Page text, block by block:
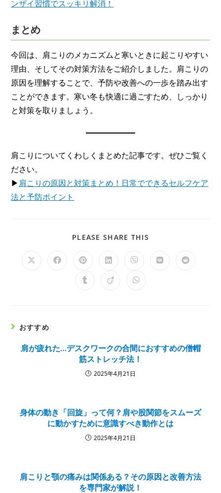
ンザイ習慣でスッキリ解消！
まとめ
今回は、肩こりのメカニズムと寒いときに起こりやすい
理由、そしてその対策方法をご紹介しました。肩こりの
原因を理解することで、予防や改善への一歩を踏み出す
ことができます。寒い冬も快適に過ごすため、しっかり
と対策を取りましょう。
肩こりについてくわしくまとめた記事です。ぜひご覧く
ださい。
▶肩こりの原因と対策まとめ！日常でできるセルフケア
法と予防ポイント
PLEASE SHARE THIS
おすすめ
肩が疲れた…デスクワークの合間におすすめの僧帽
筋ストレッチ法！
2025年4月21日
身体の動き「回旋」って何？肩や股関節をスムーズ
に動かすために意識すべき動作とは
2025年4月21日
肩こりと顎の痛みは関係ある？その原因と改善方法
を専門家が解説！